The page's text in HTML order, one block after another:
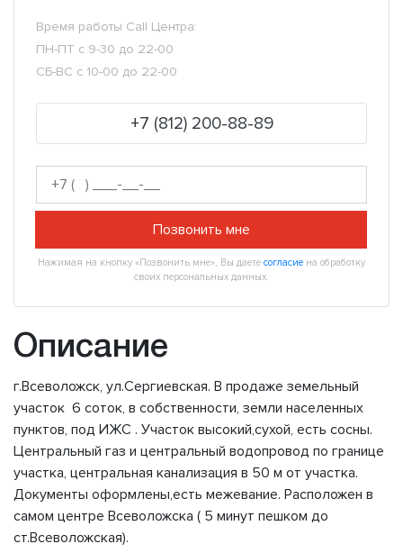
Время работы Call Центра:
ПН-ПТ с 9-30 до 22-00
СБ-ВС с 10-00 до 22-00
+7 (812) 200-88-89
Позвонить мне
Нажимая на кнопку «Позвонить мне», Вы даете согласие на обработку
своих персональных данных.
Описание
г.Всеволожск, ул.Сергиевская. В продаже земельный
участок 6 соток, в собственности, земли населенных
пунктов, под ИЖС . Участок высокий,сухой, есть сосны.
Центральный газ и центральный водопровод по границе
участка, центральная канализация в 50 м от участка.
Документы оформлены,есть межевание. Расположен в
самом центре Всеволожска ( 5 минут пешком до
ст.Всеволожская).